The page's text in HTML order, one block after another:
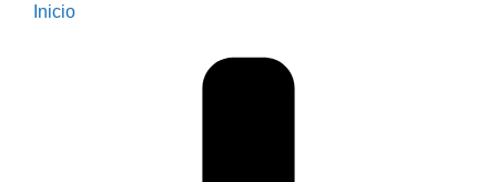
Inicio